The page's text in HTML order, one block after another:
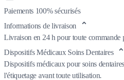
Paiements 100% sécurisés
Informations de livraison
Livraison en 24 h pour toute commande
Dispositifs Médicaux Soins Dentaires
Dispositifs médicaux pour soins
l'étiquetage avant toute utilisation.